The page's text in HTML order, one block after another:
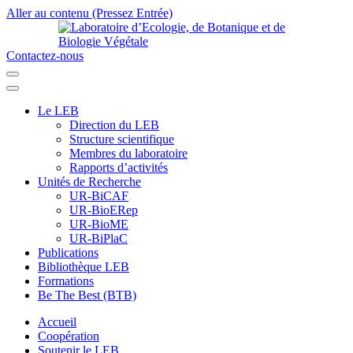
Aller au contenu (Pressez Entrée)
Contactez-nous
Le LEB
Direction du LEB
Structure scientifique
Membres du laboratoire
Rapports d’activités
Unités de Recherche
UR-BiCAF
UR-BioERep
UR-BioME
UR-BiPlaC
Publications
Bibliothèque LEB
Formations
Be The Best (BTB)
Accueil
Coopération
Soutenir le LEB